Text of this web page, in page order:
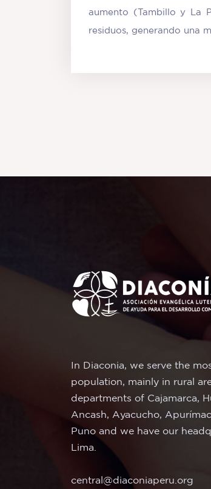
aumento (Tambillo y La
residuos, generando una
In Diaconia, we serve the
population, mainly in rural
departments of Cajamarca,
Ancash, Ayacucho,
Puno and we have our
Lima.
central@diaconiaperu.org